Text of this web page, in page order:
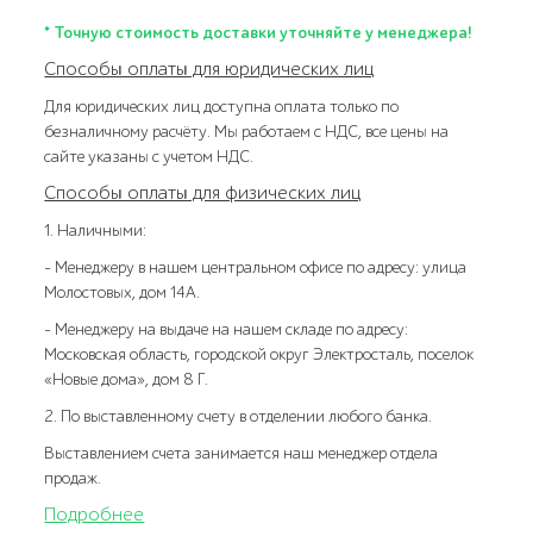
* Точную стоимость доставки уточняйте у менеджера!
Способы оплаты для юридических лиц
Для юридических лиц доступна оплата только по
безналичному расчёту. Мы работаем с НДС, все цены на
сайте указаны с учетом НДС.
Способы оплаты для физических лиц
1. Наличными:
- Менеджеру в нашем центральном офисе по адресу: улица
Молостовых, дом 14А.
- Менеджеру на выдаче на нашем складе по адресу:
Московская область, городской округ Электросталь, поселок
«Новые дома», дом 8 Г.
2. По выставленному счету в отделении любого банка.
Выставлением счета занимается наш менеджер отдела
продаж.
Подробнее